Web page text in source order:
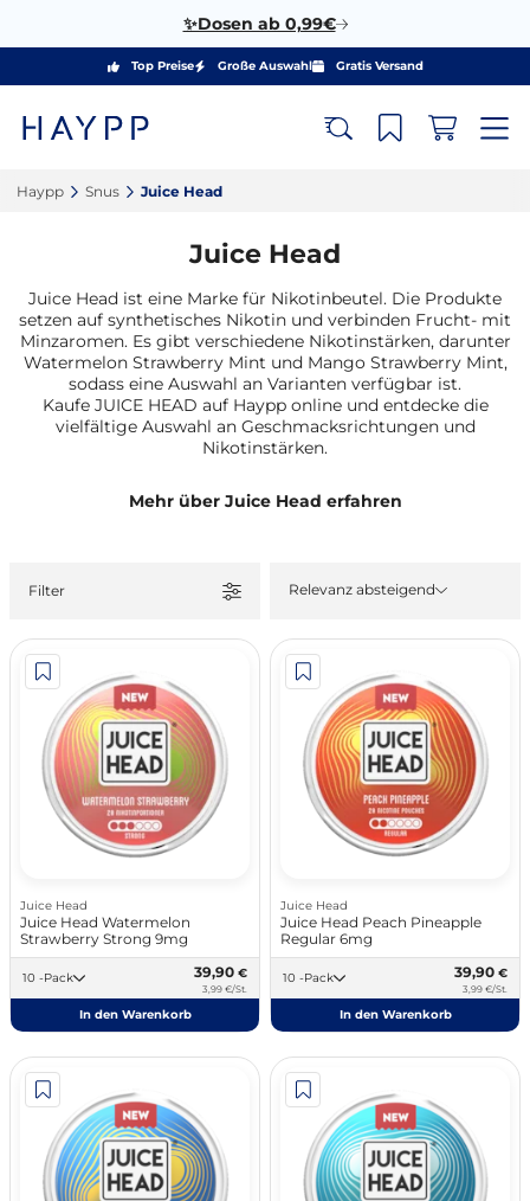
✨Dosen ab 0,99€
Top Preise Große Auswahl Gratis Versand
Haypp‎ Snus‎ Juice Head‎
Juice Head
Juice Head ist eine Marke für Nikotinbeutel. Die Produkte
setzen auf synthetisches Nikotin und verbinden Frucht- mit
Minzaromen. Es gibt verschiedene Nikotinstärken, darunter
Watermelon Strawberry Mint und Mango Strawberry Mint,
sodass eine Auswahl an Varianten verfügbar ist.
Kaufe JUICE HEAD auf Haypp online und entdecke die
vielfältige Auswahl an Geschmacksrichtungen und
Nikotinstärken.
Mehr über Juice Head erfahren
Filter Relevanz absteigend
Juice Head
Juice Head Watermelon
Strawberry Strong 9mg
10 -Pack 39,90 €
3,99 €/St.
In den Warenkorb
Juice Head
Juice Head Peach Pineapple
Regular 6mg
10 -Pack 39,90 €
3,99 €/St.
In den Warenkorb